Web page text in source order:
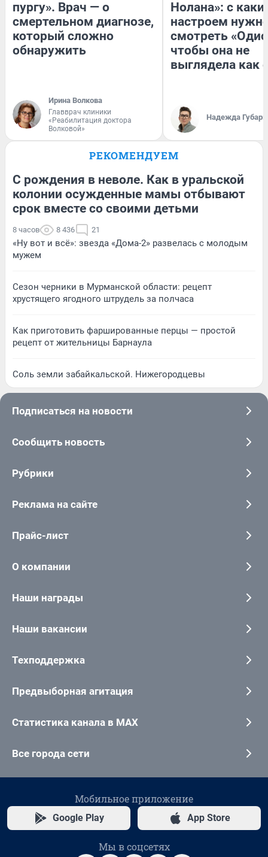
пургу». Врач — о
смертельном диагнозе,
который сложно
обнаружить
Ирина Волкова
Главврач клиники
«Реабилитация доктора
Волковой»
Нолана»: с
настроем
смотреть
чтобы она не
выглядела как
Надежда Губарь
РЕКОМЕНДУЕМ
С рождения в неволе. Как в уральской
колонии осужденные мамы отбывают
срок вместе со своими детьми
8 часов 8 436 21
«Ну вот и всё»: звезда «Дома-2» развелась с молодым
мужем
Сезон черники в Мурманской области: рецепт
хрустящего ягодного штрудель за полчаса
Как приготовить фаршированные перцы — простой
рецепт от жительницы Барнаула
Соль земли забайкальской. Нижегородцевы
Подписаться на новости
Сообщить новость
Рубрики
Реклама на сайте
Прайс-лист
О компании
Наши награды
Наши вакансии
Техподдержка
Предвыборная агитация
Статистика канала в MAX
Все города сети
Мобильное приложение
Google Play App Store
Мы в соцсетях